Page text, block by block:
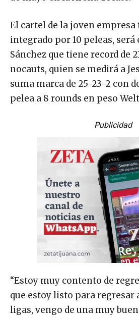
El cartel de la joven empresa
integrado por 10 peleas, será
Sánchez que tiene record de
nocauts, quien se medirá a
suma marca de 25-23-2 con
pelea a 8 rounds en peso
Publicidad
“Estoy muy contento de
que estoy listo para regresar
ligas, vengo de una muy